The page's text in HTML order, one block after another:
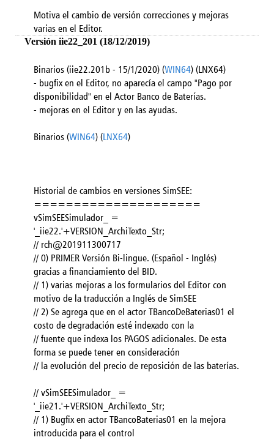
Motiva el cambio de versión correcciones y mejoras
varias en el Editor.
Versión iie22_201 (18/12/2019)
Binarios (iie22.201b - 15/1/2020) (WIN64) (LNX64)
- bugfix en el Editor, no aparecía el campo "Pago por
disponibilidad" en el Actor Banco de Baterías.
- mejoras en el Editor y en las ayudas.
Binarios (WIN64) (LNX64)
Historial de cambios en versiones SimSEE:
=====================
vSimSEESimulador_ =
'_iie22.'+VERSION_ArchiTexto_Str;
// rch@201911300717
// 0) PRIMER Versión Bi-lingue. (Español - Inglés)
gracias a financiamiento del BID.
// 1) varias mejoras a los formularios del Editor con
motivo de la traducción a Inglés de SimSEE
// 2) Se agrega que en el actor TBancoDeBaterias01 el
costo de degradación esté indexado con la
// fuente que indexa los PAGOS adicionales. De esta
forma se puede tener en consideración
// la evolución del precio de reposición de las baterías.
// vSimSEESimulador_ =
'_iie21.'+VERSION_ArchiTexto_Str;
// 1) Bugfix en actor TBancoBaterias01 en la mejora
introducida para el control